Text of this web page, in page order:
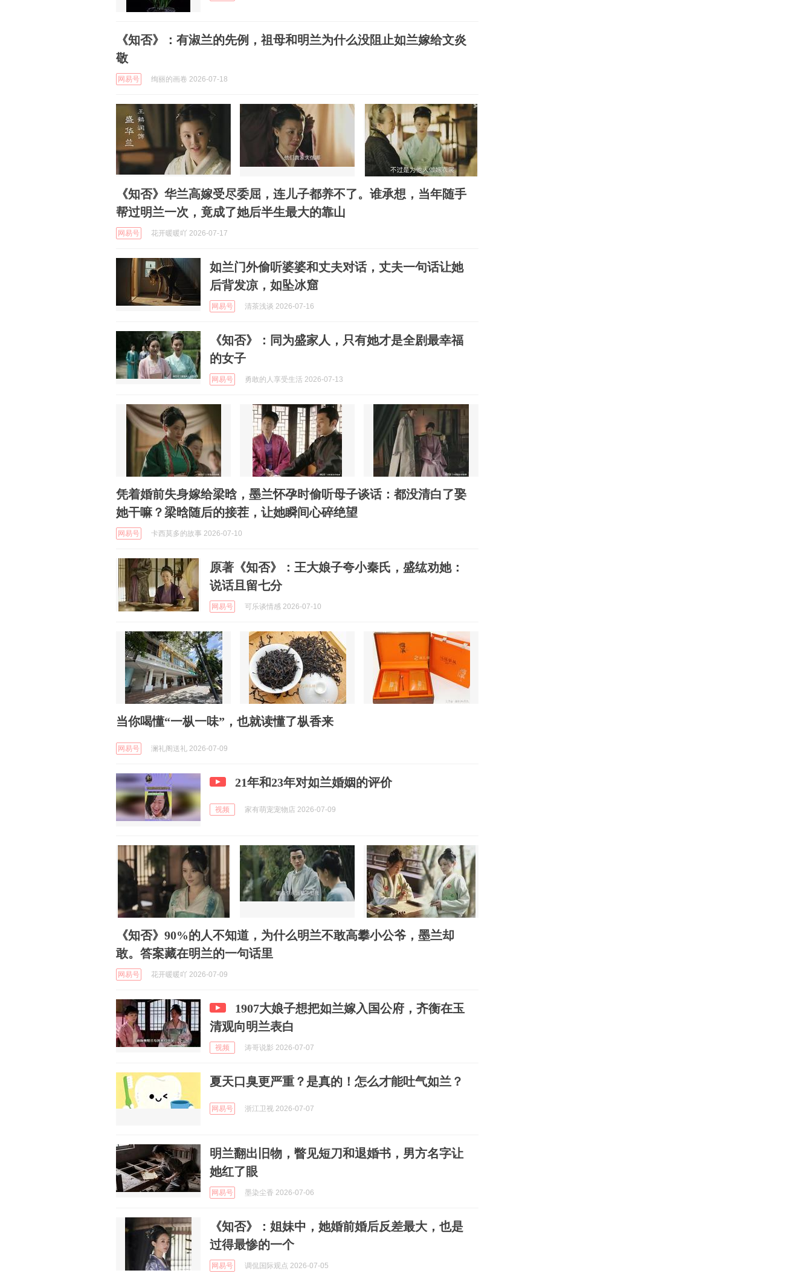
《知否》：有淑兰的先例，祖母和明兰为什么没阻止如兰嫁给文炎
敬
网易号 绚丽的画卷 2026-07-18
《知否》华兰高嫁受尽委屈，连儿子都养不了。谁承想，当年随手
帮过明兰一次，竟成了她后半生最大的靠山
网易号 花开暖暖吖 2026-07-17
如兰门外偷听婆婆和丈夫对话，丈夫一句话让她
后背发凉，如坠冰窟
网易号 清茶浅谈 2026-07-16
《知否》：同为盛家人，只有她才是全剧最幸福
的女子
网易号 勇敢的人享受生活 2026-07-13
凭着婚前失身嫁给梁晗，墨兰怀孕时偷听母子谈话：都没清白了娶
她干嘛？梁晗随后的接茬，让她瞬间心碎绝望
网易号 卡西莫多的故事 2026-07-10
原著《知否》：王大娘子夸小秦氏，盛纮劝她：
说话且留七分
网易号 可乐谈情感 2026-07-10
当你喝懂“一枞一味”，也就读懂了枞香来
网易号 澜礼阁送礼 2026-07-09
21年和23年对如兰婚姻的评价
视频 家有萌宠宠物店 2026-07-09
《知否》90%的人不知道，为什么明兰不敢高攀小公爷，墨兰却
敢。答案藏在明兰的一句话里
网易号 花开暖暖吖 2026-07-09
1907大娘子想把如兰嫁入国公府，齐衡在玉
清观向明兰表白
视频 涛哥说影 2026-07-07
夏天口臭更严重？是真的！怎么才能吐气如兰？
网易号 浙江卫视 2026-07-07
明兰翻出旧物，瞥见短刀和退婚书，男方名字让
她红了眼
网易号 墨染尘香 2026-07-06
《知否》：姐妹中，她婚前婚后反差最大，也是
过得最惨的一个
网易号 调侃国际观点 2026-07-05